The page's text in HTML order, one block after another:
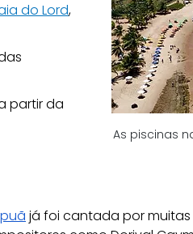
As piscinas
do Lord,
partir da
já foi cantada por muitas